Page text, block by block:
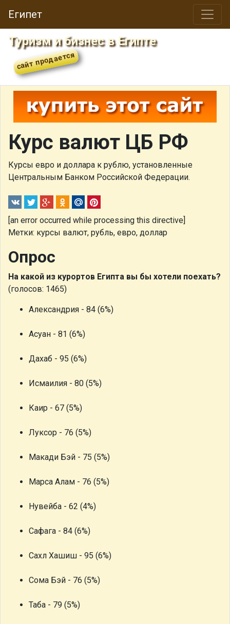
Египет
Туризм и бизнес в Египте
Курс валют ЦБ РФ
Курсы евро и доллара к рублю, установленные
Центральным Банком Российской Федерации.
[an error occurred while processing this directive]
Метки: курсы валют, рубль, евро, доллар
Опрос
На какой из курортов Египта вы бы хотели поехать?
(голосов: 1465)
Александрия - 84 (6%)
Асуан - 81 (6%)
Дахаб - 95 (6%)
Исмаилия - 80 (5%)
Каир - 67 (5%)
Луксор - 76 (5%)
Макади Бэй - 75 (5%)
Марса Алам - 76 (5%)
Нувейба - 62 (4%)
Сафага - 84 (6%)
Сахл Хашиш - 95 (6%)
Сома Бэй - 76 (5%)
Таба - 79 (5%)